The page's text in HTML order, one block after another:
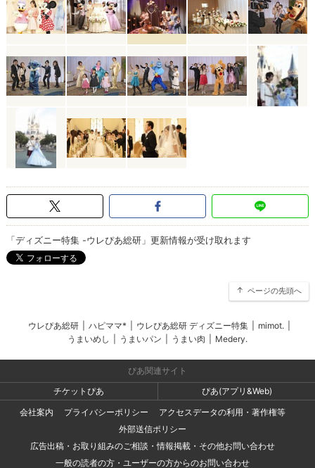
「ディズニー特集 -ウレぴあ総研」更新情報が受け取れます
ページの先頭へ
ウレぴあ総研 ハピママ* ウレぴあ総研 ディズニー特集 mimot.
うまいめし
うまいパン うまい肉 Medery.
ぴあ関連サイト
チケットぴあ
ぴあ(アプリ&Web)
会社案内
プライバシーポリシー
アクセスデータの利用・著作権等
外部送信ポリシー
広告出稿・お取り組みのご相談・情報掲載・その他お問い合わせ
一般の読者の方・ユーザーの方からのお問い合わせ